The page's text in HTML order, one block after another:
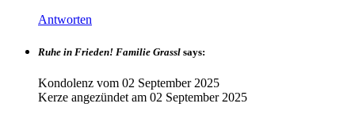
Antworten
Ruhe in Frieden! Familie Grassl says:
Kondolenz vom 02 September 2025
Kerze angezündet am 02 September 2025